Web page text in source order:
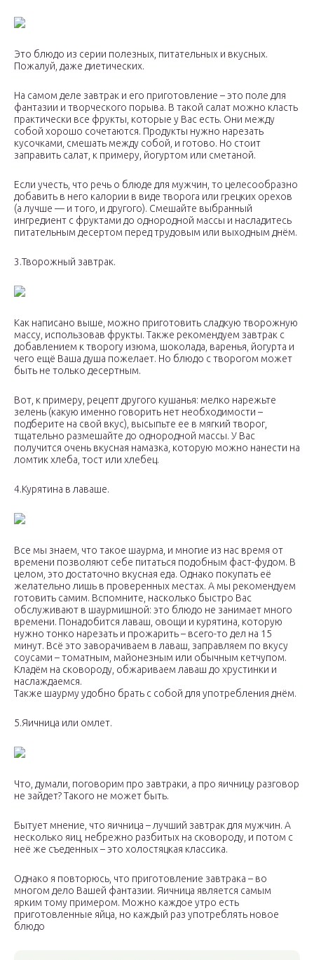
Это блюдо из серии полезных, питательных и вкусных.
Пожалуй, даже диетических.
На самом деле завтрак и его приготовление – это поле для
фантазии и творческого порыва. В такой салат можно класть
практически все фрукты, которые у Вас есть. Они между
собой хорошо сочетаются. Продукты нужно нарезать
кусочками, смешать между собой, и готово. Но стоит
заправить салат, к примеру, йогуртом или сметаной.
Если учесть, что речь о блюде для мужчин, то целесообразно
добавить в него калории в виде творога или грецких орехов
(а лучше — и того, и другого). Смешайте выбранный
ингредиент с фруктами до однородной массы и насладитесь
питательным десертом перед трудовым или выходным днём.
3.Творожный завтрак.
Как написано выше, можно приготовить сладкую творожную
массу, использовав фрукты. Также рекомендуем завтрак с
добавлением к творогу изюма, шоколада, варенья, йогурта и
чего ещё Ваша душа пожелает. Но блюдо с творогом может
быть не только десертным.
Вот, к примеру, рецепт другого кушанья: мелко нарежьте
зелень (какую именно говорить нет необходимости –
подберите на свой вкус), высыпьте ее в мягкий творог,
тщательно размешайте до однородной массы. У Вас
получится очень вкусная намазка, которую можно нанести на
ломтик хлеба, тост или хлебец.
4.Курятина в лаваше.
Все мы знаем, что такое шаурма, и многие из нас время от
времени позволяют себе питаться подобным фаст-фудом. В
целом, это достаточно вкусная еда. Однако покупать её
желательно лишь в проверенных местах. А мы рекомендуем
готовить самим. Вспомните, насколько быстро Вас
обслуживают в шаурмишной: это блюдо не занимает много
времени. Понадобится лаваш, овощи и курятина, которую
нужно тонко нарезать и прожарить – всего-то дел на 15
минут. Всё это заворачиваем в лаваш, заправляем по вкусу
соусами – томатным, майонезным или обычным кетчупом.
Кладём на сковороду, обжариваем лаваш до хрустинки и
наслаждаемся.
Также шаурму удобно брать с собой для употребления днём.
5.Яичница или омлет.
Что, думали, поговорим про завтраки, а про яичницу разговор
не зайдет? Такого не может быть.
Бытует мнение, что яичница – лучший завтрак для мужчин. А
несколько яиц, небрежно разбитых на сковороду, и потом с
неё же съеденных – это холостяцкая классика.
Однако я повторюсь, что приготовление завтрака – во
многом дело Вашей фантазии. Яичница является самым
ярким тому примером. Можно каждое утро есть
приготовленные яйца, но каждый раз употреблять новое
блюдо